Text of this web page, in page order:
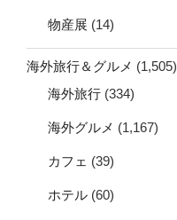
物産展 (14)
海外旅行＆グルメ (1,505)
海外旅行 (334)
海外グルメ (1,167)
カフェ (39)
ホテル (60)